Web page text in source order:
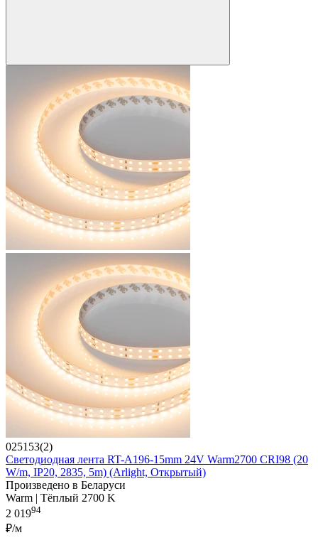
025153(2)
Светодиодная лента RT-A196-15mm 24V Warm2700 CRI98 (20
W/m, IP20, 2835, 5m) (Arlight, Открытый)
Произведено в Беларуси
Warm | Тёплый 2700 K
2 01994
₽/м